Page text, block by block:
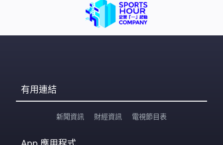
有用連結
新聞資訊 財經資訊 電視節目表